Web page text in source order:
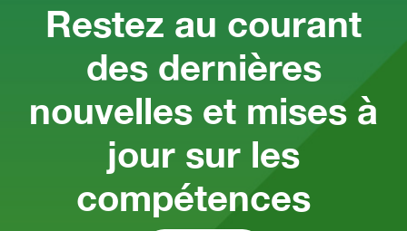
Restez au courant
des dernières
nouvelles et mises à
jour sur les
compétences